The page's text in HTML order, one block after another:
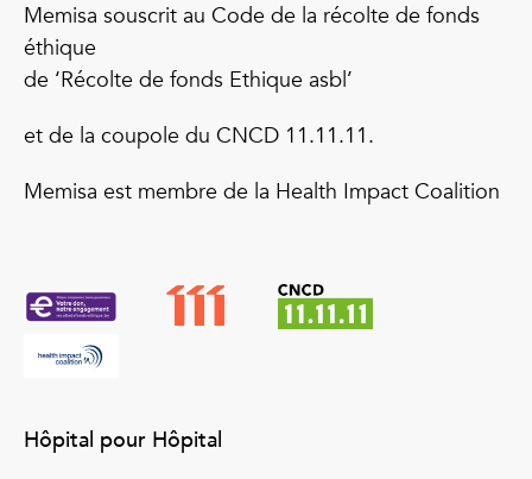
Memisa souscrit au Code de la récolte de fonds
éthique
de ‘Récolte de fonds Ethique asbl’
et de la coupole du CNCD 11.11.11.
Memisa est membre de la Health Impact Coalition
Hôpital pour Hôpital